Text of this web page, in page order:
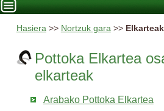
Hasiera>> Nortzuk gara>> Elkarteak
Pottoka Elkartea
elkarteak
Arabako Pottoka Elkartea